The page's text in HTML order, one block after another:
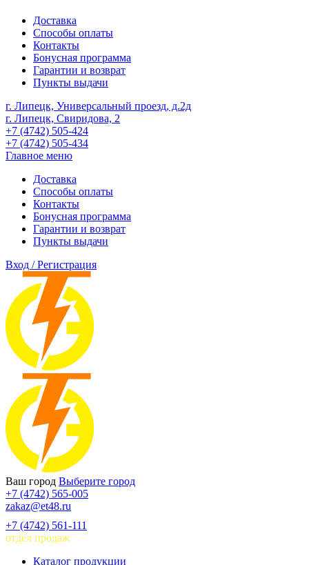
Доставка
Способы оплаты
Контакты
Бонусная программа
Гарантии и возврат
Пункты выдачи
г. Липецк, Универсальный проезд, д.2д
г. Липецк, Свиридова, 2
+7 (4742) 505-424
+7 (4742) 505-434
Главное меню
Доставка
Способы оплаты
Контакты
Бонусная программа
Гарантии и возврат
Пункты выдачи
Вход / Регистрация
Ваш город Выберите город
+7 (4742) 565-005
zakaz@et48.ru
+7 (4742) 561-111
отдел продаж
Каталог продукции